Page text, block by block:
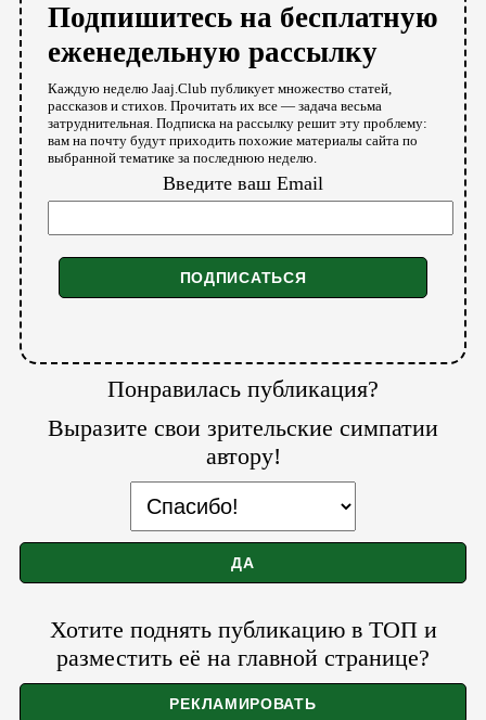
Подпишитесь на бесплатную
еженедельную рассылку
Каждую неделю Jaaj.Club публикует множество статей,
рассказов и стихов. Прочитать их все — задача весьма
затруднительная. Подписка на рассылку решит эту проблему:
вам на почту будут приходить похожие материалы сайта по
выбранной тематике за последнюю неделю.
Введите ваш Email
Понравилась публикация?
Выразите свои зрительские симпатии
автору!
Хотите поднять публикацию в ТОП и
разместить её на главной странице?